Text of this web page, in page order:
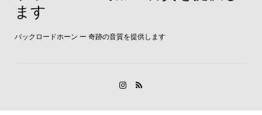
ます
バックロードホーン ー 奇跡の音質を提供します